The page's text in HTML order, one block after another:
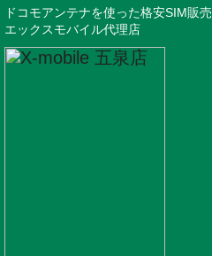
ドコモアンテナを使った格安SIM販売
エックスモバイル代理店